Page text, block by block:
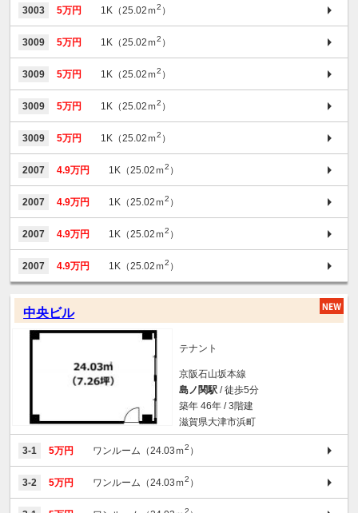
3003 5万円 1K（25.02ｍ2 ）
3009 5万円 1K（25.02ｍ2 ）
3009 5万円 1K（25.02ｍ2 ）
3009 5万円 1K（25.02ｍ2 ）
3009 5万円 1K（25.02ｍ2 ）
2007 4.9万円 1K（25.02ｍ2 ）
2007 4.9万円 1K（25.02ｍ2 ）
2007 4.9万円 1K（25.02ｍ2 ）
2007 4.9万円 1K（25.02ｍ2 ）
中央ビル
テナント
京阪石山坂本線
島ノ関駅 / 徒歩5分
築年 46年 / 3階建
滋賀県大津市浜町
3-1 5万円 ワンルーム（24.03ｍ2 ）
3-2 5万円 ワンルーム（24.03ｍ2 ）